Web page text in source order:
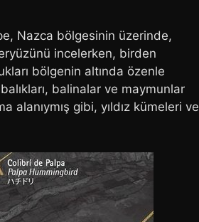
Nazca bölgesinin üzerinde,
incelerken, birden
bölgenin altında özenle
balinalar ve maymunlar
alanıymış gibi, yıldız kümeleri ve